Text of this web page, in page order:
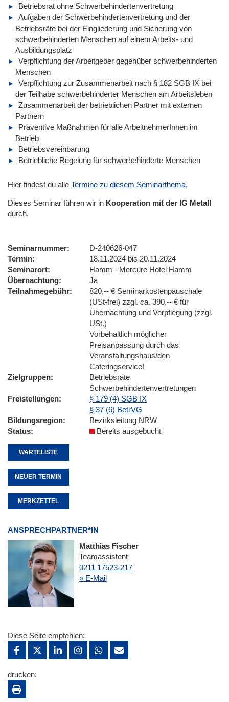
Betriebsrat ohne Schwerbehindertenvertretung
Aufgaben der Schwerbehindertenvertretung und der
Betriebsräte bei der Eingliederung und Sicherung von
schwerbehinderten Menschen auf einem Arbeits- und
Ausbildungsplatz
Verpflichtung der Arbeitgeber gegenüber schwerbehinderten
Menschen
Verpflichtung zur Zusammenarbeit nach § 182 SGB IX bei
der Teilhabe schwerbehinderter Menschen am Arbeitsleben
Zusammenarbeit der betrieblichen Partner mit externen
Partnern
Präventive Maßnahmen für alle ArbeitnehmerInnen im
Betrieb
Betriebsvereinbarung
Betriebliche Regelung für schwerbehinderte Menschen
Hier findest du alle Termine zu diesem Seminarthema.
Dieses Seminar führen wir in Kooperation mit der IG Metall
durch.
Seminarnummer
D-240626-047
Termin
18.11.2024 bis 20.11.2024
Seminarort
Hamm - Mercure Hotel Hamm
Übernachtung
Ja
Teilnahmegebühr
820,-- € Seminarkostenpauschale
(USt-frei) zzgl. ca. 390,-- € für
Übernachtung und Verpflegung (zzgl.
USt.)
Vorbehaltlich möglicher
Preisanpassung durch das
Veranstaltungshaus/den
Cateringservice!
Zielgruppen
Betriebsräte
Schwerbehindertenvertretungen
Freistellungen
§ 179 (4) SGB IX
§ 37 (6) BetrVG
Bildungsregion
Bezirksleitung NRW
Status
Bereits ausgebucht
WARTELISTE
NEUER TERMIN
MERKZETTEL
ANSPRECHPARTNER*IN
Matthias Fischer
Teamassistent
0211 17523-217
» E-Mail
Diese Seite empfehlen:
drucken: